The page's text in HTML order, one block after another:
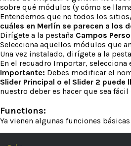
sobre qué módulos (y cómo se
Entendemos que no todos los
cuáles en Merlín se parecen a los
Dirígete a la pestaña Campos
Selecciona aquellos módulos que
Una vez instalado, dirígete a la
En el recuadro Importar,
Importante: Debes modificar el
Slider Principal o el Slider 2
nuestro deber es hacer que sea
Functions:
Ya vienen algunas funciones